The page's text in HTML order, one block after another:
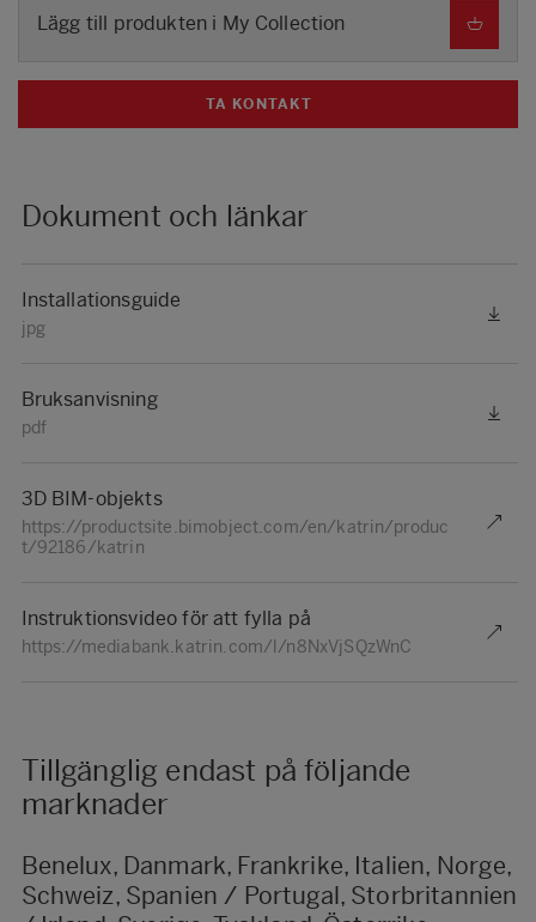
Lägg till produkten i My Collection
TA KONTAKT
Dokument och länkar
Installationsguide
jpg
Bruksanvisning
pdf
3D BIM-objekts
https://productsite.bimobject.com/en/katrin/produc
t/92186/katrin
Instruktionsvideo för att fylla på
https://mediabank.katrin.com/l/n8NxVjSQzWnC
Tillgänglig endast på följande
marknader
Benelux, Danmark, Frankrike, Italien, Norge,
Schweiz, Spanien / Portugal, Storbritannien